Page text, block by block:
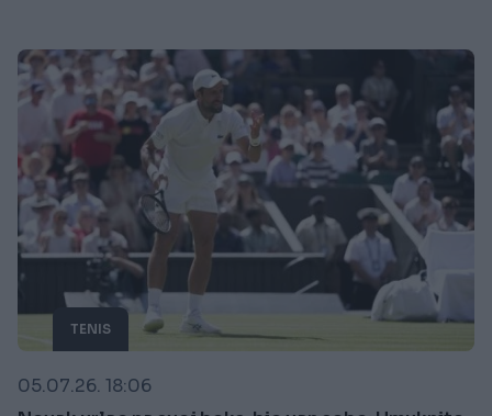
TENIS
05.07.26. 18:06